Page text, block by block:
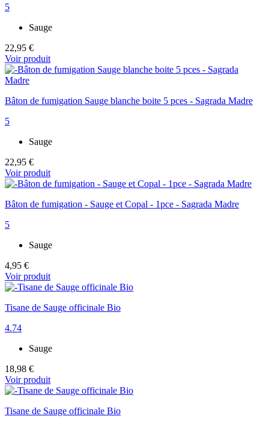
5
Sauge
22,95 €
Voir produit
Bâton de fumigation Sauge blanche boite 5 pces - Sagrada Madre
5
Sauge
22,95 €
Voir produit
Bâton de fumigation - Sauge et Copal - 1pce - Sagrada Madre
5
Sauge
4,95 €
Voir produit
Tisane de Sauge officinale Bio
4.74
Sauge
18,98 €
Voir produit
Tisane de Sauge officinale Bio